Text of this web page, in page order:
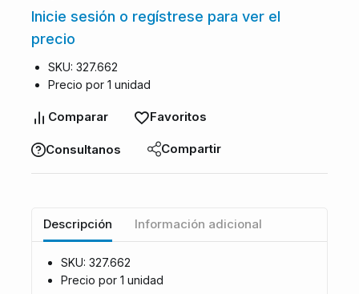
Inicie sesión o regístrese para ver el
precio
SKU: 327.662
Precio por 1 unidad
Comparar Favoritos
Consultanos Compartir
Descripción Información adicional
SKU: 327.662
Precio por 1 unidad